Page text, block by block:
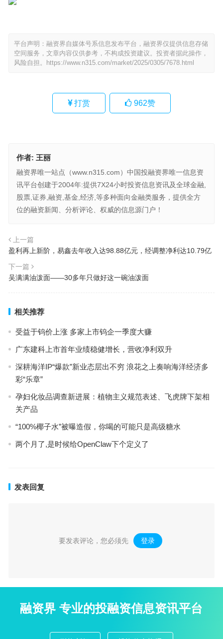
平台声明：融资界自媒体号系信息发布平台，融资界仅提供信息存储
空间服务，文章内容仅供参考，不构成投资建议。投资者据此操作，
风险自担。
https://www.n315.com/market/2025/0305/7678.html
打赏 962赞
作者: 王丽
融资界唯一站点（www.n315.com）中国投融资界唯一信息资
讯平台创建于2004年:提供7X24小时投资信息资讯及全球金融,
股票,证券,融资,基金,经济,等多种面向金融类服务，提供全方
位的融资新闻、分析评论、权威的信息源门户！
上一篇
盈利再上新阶，易鑫去年收入达98.88亿元，经调整净利达10.79亿
下一篇
吴满满油泼面——30多年只做好这一碗油泼面
相关推荐
受益于钨价上涨 多家上市钨企一季度大赚
广东建科上市首年业绩稳健增长，营收净利双升
深耕海洋IP“爆款”新业态层出不穷 浪花之上奏响海洋经济多
彩“乐章”
孕妇化妆品调查新进展：植物主义规范表述、飞虎牌下架相
关产品
“100%椰子水”被曝造假，你喝的可能只是高级糖水
两个月了,是时候给OpenClaw下个定义了
发表回复
要发表评论，您必须先 登录 。
融资界 专业的投融资信息资讯平台